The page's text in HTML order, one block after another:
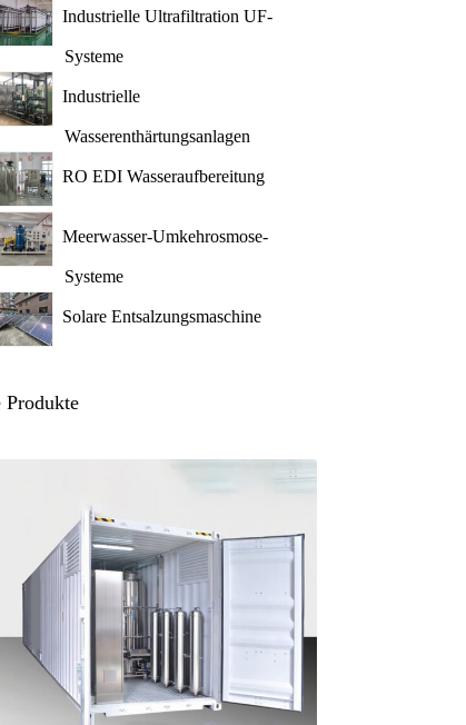
Industrielle Ultrafiltration UF-
Systeme
Industrielle
Wasserenthärtungsanlagen
RO EDI Wasseraufbereitung
Meerwasser-Umkehrosmose-
Systeme
Solare Entsalzungsmaschine
Produkte